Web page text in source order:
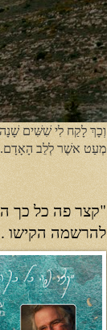
וְכָךְ לָקַח לִי שִׁשִּׁים
מְעַט אשֶׁר לְלֵב הָאָדָם. /
"קצר פה כל כך
להרשמה הקישו .